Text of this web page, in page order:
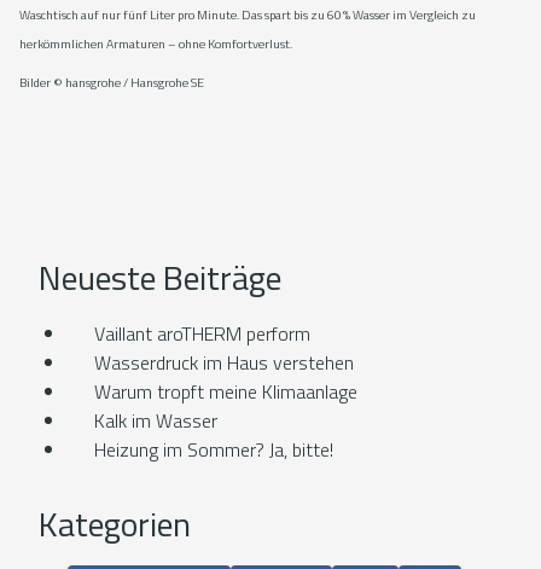
Waschtisch auf nur fünf Liter pro Minute. Das spart bis zu 60 % Wasser im Vergleich zu
herkömmlichen Armaturen – ohne Komfortverlust.
Bilder © hansgrohe / Hansgrohe SE
Neueste Beiträge
Vaillant aroTHERM perform
Wasserdruck im Haus verstehen
Warum tropft meine Klimaanlage
Kalk im Wasser
Heizung im Sommer? Ja, bitte!
Kategorien